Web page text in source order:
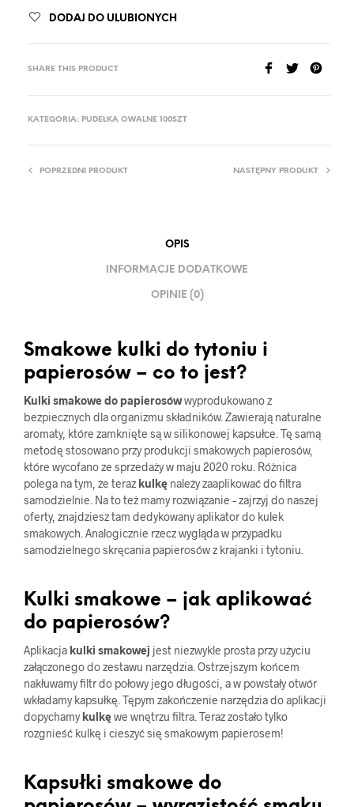
DODAJ DO ULUBIONYCH
SHARE THIS PRODUCT
KATEGORIA: PUDEŁKA OWALNE 100SZT
POPRZEDNI PRODUKT NASTĘPNY PRODUKT
OPIS
INFORMACJE DODATKOWE
OPINIE (0)
Smakowe kulki do tytoniu i
papierosów – co to jest?
Kulki smakowe do papierosówwyprodukowano z
bezpiecznych dla organizmu składników. Zawierają naturalne
aromaty, które zamknięte są w silikonowej kapsułce. Tę samą
metodę stosowano przy produkcji smakowych papierosów,
które wycofano ze sprzedaży w maju 2020 roku. Różnica
polega na tym, że teraz kulkę należy zaaplikować do filtra
samodzielnie. Na to też mamy rozwiązanie – zajrzyj do naszej
oferty, znajdziesz tam dedykowany aplikator do kulek
smakowych. Analogicznie rzecz wygląda w przypadku
samodzielnego skręcania papierosów z krajanki i tytoniu.
Kulki smakowe – jak aplikować
do papierosów?
Aplikacja kulki smakowej jest niezwykle prosta przy użyciu
załączonego do zestawu narzędzia. Ostrzejszym końcem
nakłuwamy filtr do połowy jego długości, a w powstały otwór
wkładamy kapsułkę. Tępym zakończenie narzędzia do aplikacji
dopychamy kulkęwe wnętrzu filtra. Teraz zostało tylko
rozgnieść kulkę i cieszyć się smakowym papierosem!
Kapsułki smakowe do